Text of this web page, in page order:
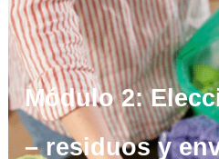
Módulo 2:
– residuos y